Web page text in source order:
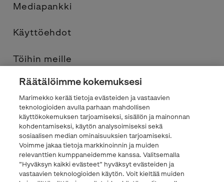
Mediapankki
Käyttöehdot
Töihin meille
Yhteystiedot
Tietosuojaseloste
Marimekko.com
Räätälöimme kokemuksesi
Marimekko kerää tietoja evästeiden ja vastaavien
teknologioiden avulla parhaan mahdollisen
käyttökokemuksen tarjoamiseksi, sisällön ja mainonnan
kohdentamiseksi, käytön analysoimiseksi sekä
sosiaalisen median ominaisuuksien tarjoamiseksi.
Voimme jakaa tietoja markkinoinnin ja muiden
relevanttien kumppaneidemme kanssa. Valitsemalla
”Hyväksyn kaikki evästeet” hyväksyt evästeiden ja
vastaavien teknologioiden käytön. Voit kieltää muiden